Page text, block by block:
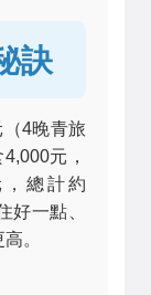
訣
4晚青旅
元，
總計約
好一點、
。